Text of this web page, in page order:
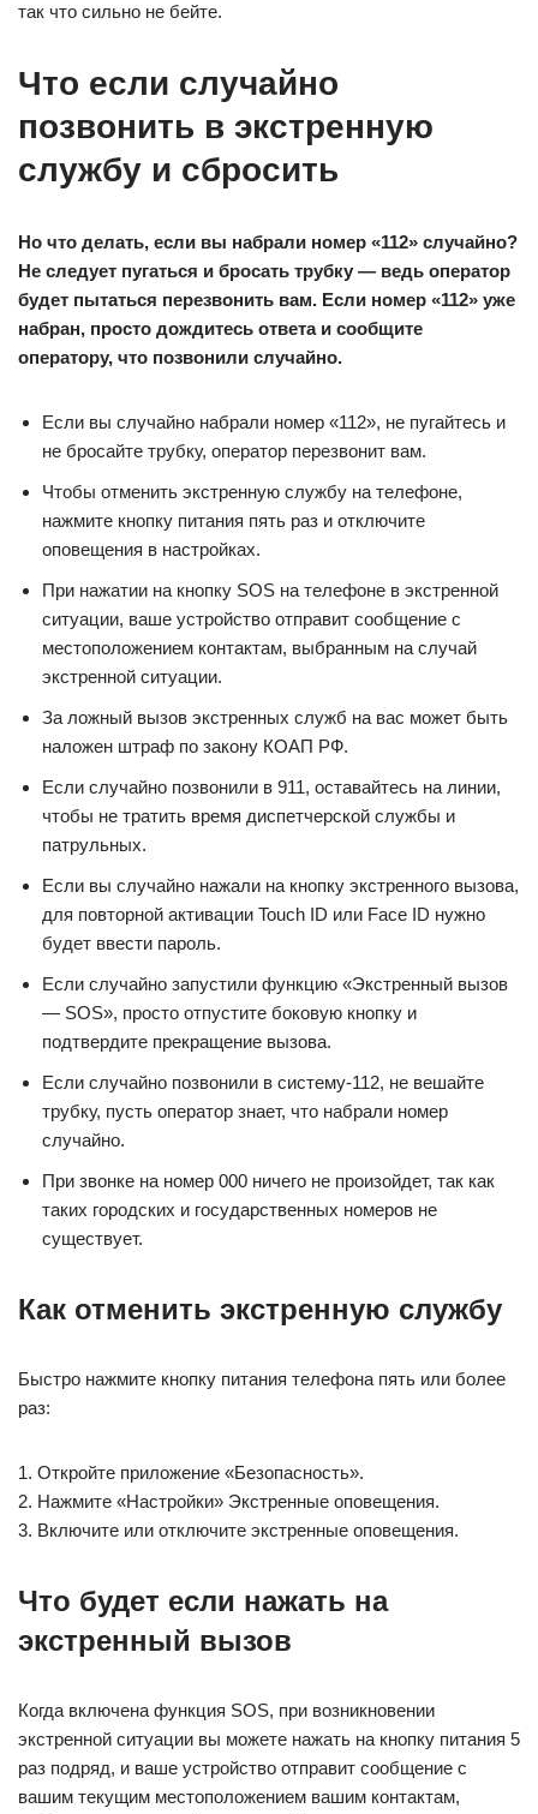
так что сильно не бейте.
Что если случайно
позвонить в экстренную
службу и сбросить
Но что делать, если вы набрали номер «112» случайно?
Не следует пугаться и бросать трубку — ведь оператор
будет пытаться перезвонить вам. Если номер «112» уже
набран, просто дождитесь ответа и сообщите
оператору, что позвонили случайно.
Если вы случайно набрали номер «112», не пугайтесь и
не бросайте трубку, оператор перезвонит вам.
Чтобы отменить экстренную службу на телефоне,
нажмите кнопку питания пять раз и отключите
оповещения в настройках.
При нажатии на кнопку SOS на телефоне в экстренной
ситуации, ваше устройство отправит сообщение с
местоположением контактам, выбранным на случай
экстренной ситуации.
За ложный вызов экстренных служб на вас может быть
наложен штраф по закону КОАП РФ.
Если случайно позвонили в 911, оставайтесь на линии,
чтобы не тратить время диспетчерской службы и
патрульных.
Если вы случайно нажали на кнопку экстренного вызова,
для повторной активации Touch ID или Face ID нужно
будет ввести пароль.
Если случайно запустили функцию «Экстренный вызов
— SOS», просто отпустите боковую кнопку и
подтвердите прекращение вызова.
Если случайно позвонили в систему-112, не вешайте
трубку, пусть оператор знает, что набрали номер
случайно.
При звонке на номер 000 ничего не произойдет, так как
таких городских и государственных номеров не
существует.
Как отменить экстренную службу
Быстро нажмите кнопку питания телефона пять или более
раз:
1. Откройте приложение «Безопасность».
2. Нажмите «Настройки» Экстренные оповещения.
3. Включите или отключите экстренные оповещения.
Что будет если нажать на
экстренный вызов
Когда включена функция SOS, при возникновении
экстренной ситуации вы можете нажать на кнопку питания 5
раз подряд, и ваше устройство отправит сообщение с
вашим текущим местоположением вашим контактам,